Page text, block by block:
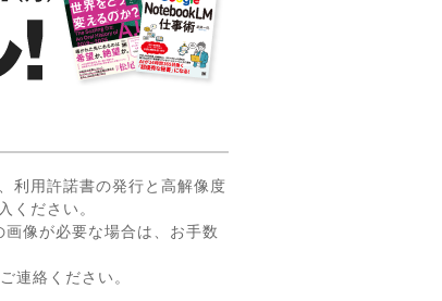
利用許諾書の発行と高解像度
ください。
像が必要な場合は、お手数
連絡ください。